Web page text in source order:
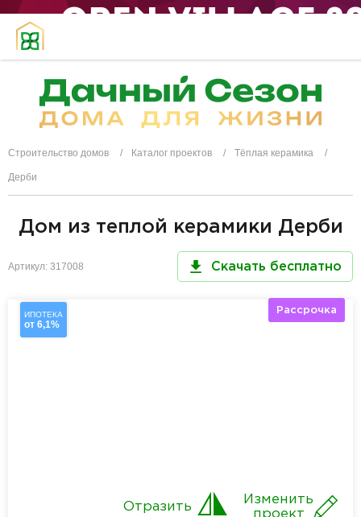
Строительство домов Каталог проектов Тёплая керамика
Дерби
Дом из теплой керамики Дерби
Артикул: 317008 Скачать бесплатно
ИПОТЕКА
от 6,1%
Рассрочка
Изменить
проект
Отразить